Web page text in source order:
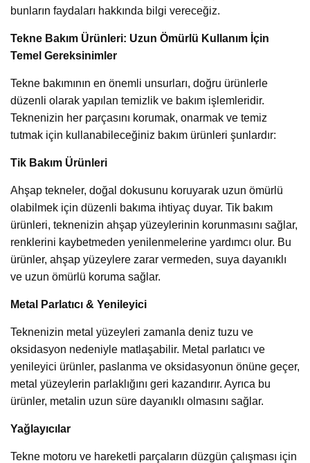
bunların faydaları hakkında bilgi vereceğiz.
Tekne Bakım Ürünleri: Uzun Ömürlü Kullanım İçin
Temel Gereksinimler
Tekne bakımının en önemli unsurları, doğru ürünlerle
düzenli olarak yapılan temizlik ve bakım işlemleridir.
Teknenizin her parçasını korumak, onarmak ve temiz
tutmak için kullanabileceğiniz bakım ürünleri şunlardır:
Tik Bakım Ürünleri
Ahşap tekneler, doğal dokusunu koruyarak uzun ömürlü
olabilmek için düzenli bakıma ihtiyaç duyar. Tik bakım
ürünleri, teknenizin ahşap yüzeylerinin korunmasını sağlar,
renklerini kaybetmeden yenilenmelerine yardımcı olur. Bu
ürünler, ahşap yüzeylere zarar vermeden, suya dayanıklı
ve uzun ömürlü koruma sağlar.
Metal Parlatıcı & Yenileyici
Teknenizin metal yüzeyleri zamanla deniz tuzu ve
oksidasyon nedeniyle matlaşabilir. Metal parlatıcı ve
yenileyici ürünler, paslanma ve oksidasyonun önüne geçer,
metal yüzeylerin parlaklığını geri kazandırır. Ayrıca bu
ürünler, metalin uzun süre dayanıklı olmasını sağlar.
Yağlayıcılar
Tekne motoru ve hareketli parçaların düzgün çalışması için